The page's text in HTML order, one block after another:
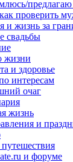
предлагаю
проверить
и жизнь за
свадьбы
жизни
и здоровье
интересам
очаг
жизнь
и
и форуме